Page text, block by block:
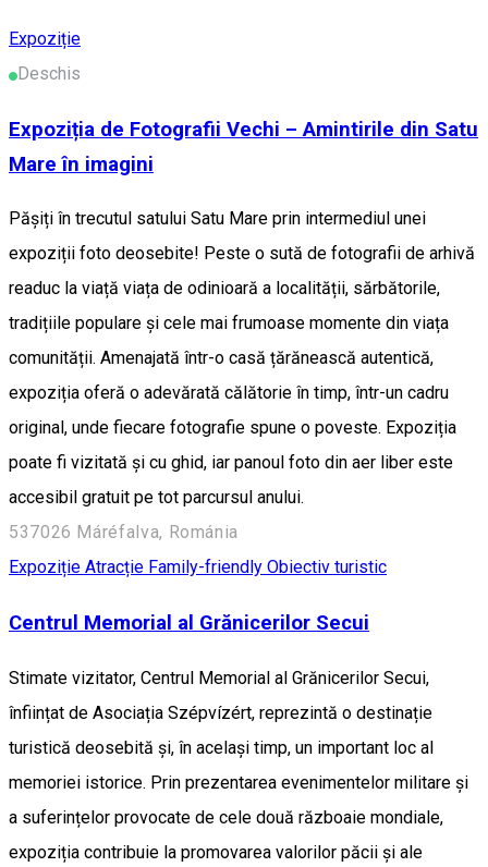
Expoziție
Deschis
Expoziția de Fotografii Vechi – Amintirile din Satu
Mare în imagini
Pășiți în trecutul satului Satu Mare prin intermediul unei
expoziții foto deosebite! Peste o sută de fotografii de arhivă
readuc la viață viața de odinioară a localității, sărbătorile,
tradițiile populare și cele mai frumoase momente din viața
comunității. Amenajată într-o casă țărănească autentică,
expoziția oferă o adevărată călătorie în timp, într-un cadru
original, unde fiecare fotografie spune o poveste. Expoziția
poate fi vizitată și cu ghid, iar panoul foto din aer liber este
accesibil gratuit pe tot parcursul anului.
537026 Máréfalva, Románia
Expoziție Atracție Family-friendly Obiectiv turistic
Centrul Memorial al Grănicerilor Secui
Stimate vizitator, Centrul Memorial al Grănicerilor Secui,
înființat de Asociația Szépvízért, reprezintă o destinație
turistică deosebită și, în același timp, un important loc al
memoriei istorice. Prin prezentarea evenimentelor militare și
a suferințelor provocate de cele două războaie mondiale,
expoziția contribuie la promovarea valorilor păcii și ale